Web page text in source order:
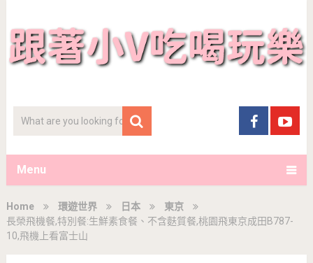
Menu
Home 環遊世界 日本
東京
長榮飛機餐,特別餐:生鮮素食餐、不含麩質餐,桃園飛東京成田B787-
10,飛機上看富士山